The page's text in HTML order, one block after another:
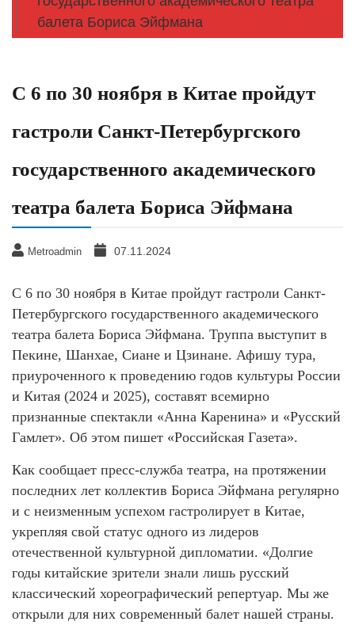
балета Бориса Эйфмана
С 6 по 30 ноября в Китае пройдут
гастроли Санкт-Петербургского
государственного академического
театра балета Бориса Эйфмана
Metroadmin 07.11.2024
С 6 по 30 ноября в Китае пройдут гастроли Санкт-
Петербургского государственного академического
театра балета Бориса Эйфмана. Труппа выступит в
Пекине, Шанхае, Сиане и Цзинане. Афишу тура,
приуроченного к проведению годов культуры России
и Китая (2024 и 2025), составят всемирно
признанные спектакли «Анна Каренина» и «Русский
Гамлет». Об этом пишет «Российская Газета».
Как сообщает пресс-служба театра, на протяжении
последних лет коллектив Бориса Эйфмана регулярно
и с неизменным успехом гастролирует в Китае,
укрепляя свой статус одного из лидеров
отечественной культурной дипломатии. «Долгие
годы китайские зрители знали лишь русский
классический хореографический репертуар. Мы же
открыли для них современный балет нашей страны.